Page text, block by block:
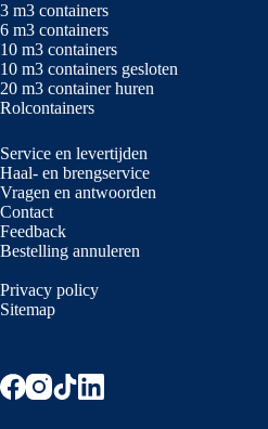
3 m3 containers
6 m3 containers
10 m3 containers
10 m3 containers gesloten
20 m3 container huren
Rolcontainers
Service en levertijden
Haal- en brengservice
Vragen en antwoorden
Contact
Feedback
Bestelling annuleren
Privacy policy
Sitemap